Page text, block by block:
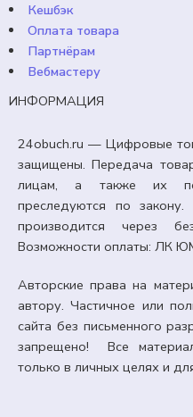
Кешбэк
Оплата товара
Партнёрам
Вебмастеру
ИНФОРМАЦИЯ
24obuch.ru — Цифровые
защищены. Передача
лицам, а также их
преследуются по
производится через
Возможности оплаты: ЛК
Авторские права на
автору. Частичное или
сайта без письменного
запрещено! Все
только в личных целях и